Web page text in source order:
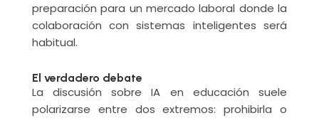
preparación para un mercado laboral donde la
colaboración con sistemas inteligentes será
habitual.
El verdadero debate
La discusión sobre IA en educación suele
polarizarse entre dos extremos: prohibirla o